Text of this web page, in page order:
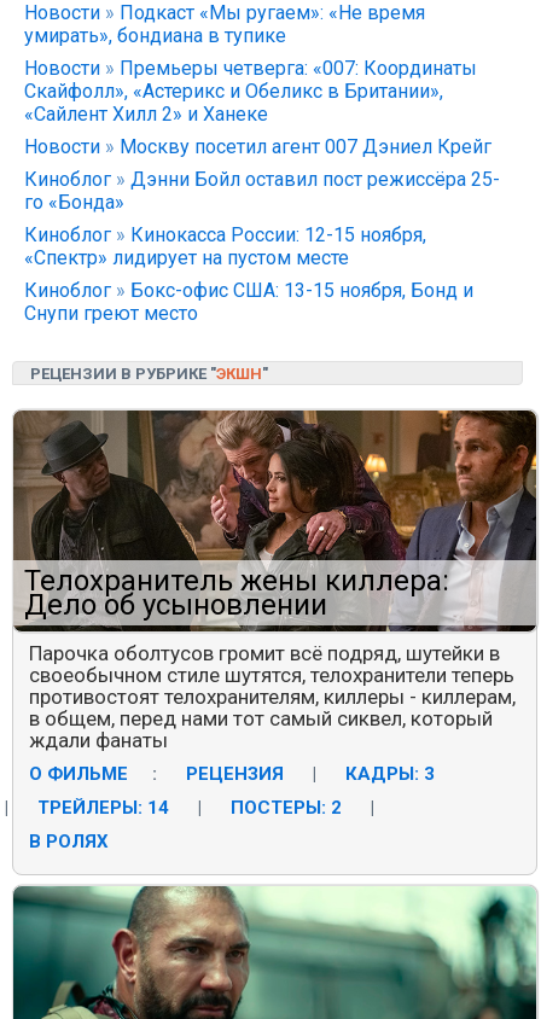
Новости » Подкаст «Мы ругаем»: «Не время
умирать», бондиана в тупике
Новости » Премьеры четверга: «007: Координаты
Скайфолл», «Астерикс и Обеликс в Британии»,
«Сайлент Хилл 2» и Ханеке
Новости » Москву посетил агент 007 Дэниел Крейг
Киноблог » Дэнни Бойл оставил пост режиссёра 25-
го «Бонда»
Киноблог » Кинокасса России: 12-15 ноября,
«Спектр» лидирует на пустом месте
Киноблог » Бокс-офис США: 13-15 ноября, Бонд и
Снупи греют место
РЕЦЕНЗИИ В РУБРИКЕ "ЭКШН"
Телохранитель жены киллера:
Дело об усыновлении
Парочка оболтусов громит всё подряд, шутейки в
своеобычном стиле шутятся, телохранители теперь
противостоят телохранителям, киллеры - киллерам,
в общем, перед нами тот самый сиквел, который
ждали фанаты
О ФИЛЬМЕ : РЕЦЕНЗИЯ |
КАДРЫ: 3
|
ТРЕЙЛЕРЫ: 14 | ПОСТЕРЫ: 2
|
В РОЛЯХ